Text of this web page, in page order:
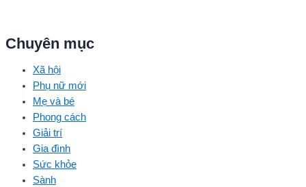
Chuyên mục
Xã hội
Phụ nữ mới
Mẹ và bé
Phong cách
Giải trí
Gia đình
Sức khỏe
Sành